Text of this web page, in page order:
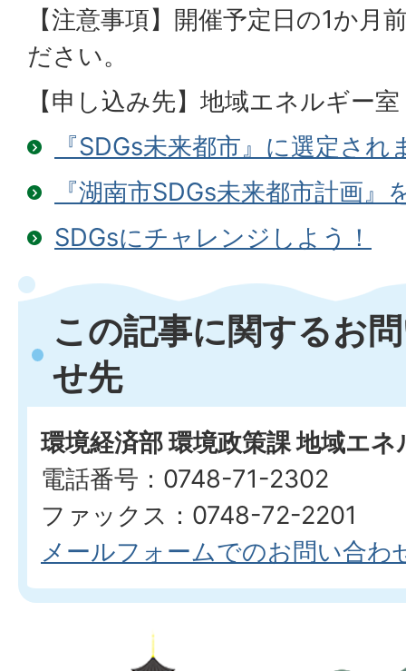
【注意事項】開催予定日の1か月
ださい。
【申し込み先】地域エネルギー室
『SDGs未来都市』に選定され
『湖南市SDGs未来都市計画』
SDGsにチャレンジしよう！
この記事に関するお
せ先
環境経済部 環境政策課 地域エ
電話番号：0748-71-2302
ファックス：0748-72-2201
メールフォームでのお問い合わ